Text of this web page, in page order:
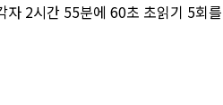
2시간 55분에 60초 초읽기 5회를